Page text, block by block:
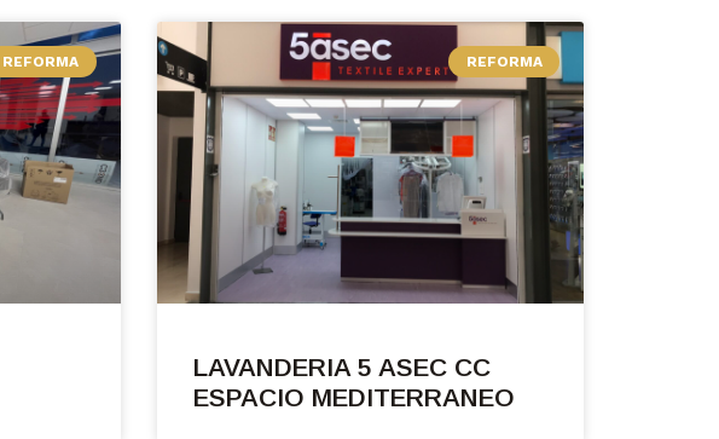
REFORMA REFORMA
LAVANDERIA 5 ASEC CC
ESPACIO MEDITERRANEO